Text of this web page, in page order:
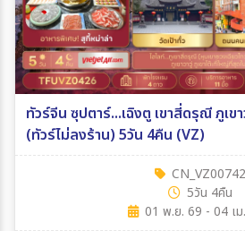
ทัวร์จีน ซุปตาร์...เฉิงตู เขาสี่ดรุณี ภูเข
(ทัวร์ไม่ลงร้าน) 5วัน 4คืน (VZ)
CN_VZ00742
5วัน 4คืน
01 พ.ย. 69 - 04 เ